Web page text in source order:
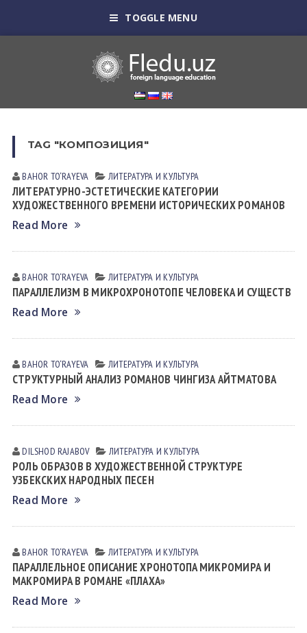
TOGGLE MENU
TAG "КОМПОЗИЦИЯ"
BAHOR TO‘RAYEVA ЛИТЕРАТУРА И КУЛЬТУРА
ЛИТЕРАТУРНО-ЭСТЕТИЧЕСКИЕ КАТЕГОРИИ
ХУДОЖЕСТВЕННОГО ВРЕМЕНИ ИСТОРИЧЕСКИХ РОМАНОВ
Read More
BAHOR TO‘RAYEVA ЛИТЕРАТУРА И КУЛЬТУРА
ПАРАЛЛЕЛИЗМ В МИКРОХРОНОТОПЕ ЧЕЛОВЕКА И СУЩЕСТВ
Read More
BAHOR TO‘RAYEVA ЛИТЕРАТУРА И КУЛЬТУРА
СТРУКТУРНЫЙ АНАЛИЗ РОМАНОВ ЧИНГИЗА АЙТМАТОВА
Read More
DILSHOD RАJАBOV ЛИТЕРАТУРА И КУЛЬТУРА
РОЛЬ ОБРАЗОВ В ХУДОЖЕСТВЕННОЙ СТРУКТУРЕ
УЗБЕКСКИХ НАРОДНЫХ ПЕСЕН
Read More
BAHOR TO‘RAYEVA ЛИТЕРАТУРА И КУЛЬТУРА
ПАРАЛЛЕЛЬНОЕ ОПИСАНИЕ ХРОНОТОПA МИКРОМИРА И
МАКРОМИРА В РОМАНЕ «ПЛАХА»
Read More